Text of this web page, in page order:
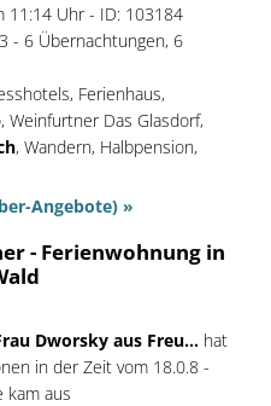
11:14 Uhr - ID: 103184
- 6 Übernachtungen, 6
Ferienhaus,
Weinfurtner Das Glasdorf,
, Wandern, Halbpension,
Angebote) »
- Ferienwohnung in
Dworsky aus Freu...hat
in der Zeit vom 18.0.8 -
kam aus